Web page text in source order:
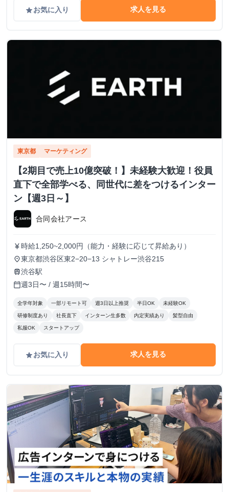
gradeお気に入り 求人を見る
東京都 マーケティング
【2期目で売上10億突破！】未経験大歓迎！役員
直下で全部学べる、同世代に差をつけるインター
ン【週3日～】
合同会社アース
currency_yen 時給1,250~2,000円（能力・経験に応じて昇給あり）
place東京都渋谷区東2−20−13 シャトレー渋谷215
train渋谷駅
calendar_today週3日〜 / 週15時間〜
全学年対象 一部リモート可 週3日以上推奨 半日OK 未経験OK
研修制度あり 社長直下 インターン生多数 内定実績あり 髪型自由
私服OK スタートアップ
gradeお気に入り 求人を見る